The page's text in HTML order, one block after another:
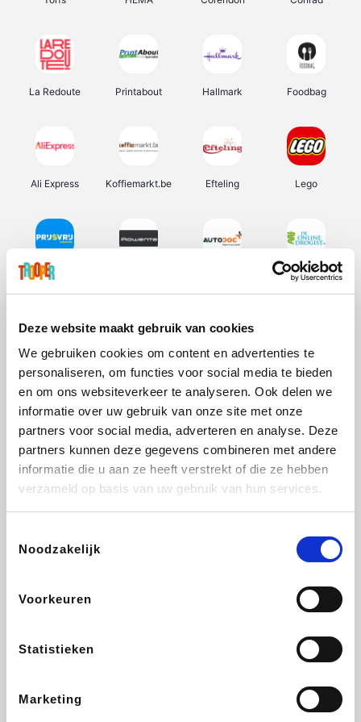
Deze website maakt gebruik van cookies
We gebruiken cookies om content en advertenties te
personaliseren, om functies voor social media te bieden
en om ons websiteverkeer te analyseren. Ook delen we
informatie over uw gebruik van onze site met onze
partners voor social media, adverteren en analyse. Deze
partners kunnen deze gegevens combineren met andere
informatie die u aan ze heeft verstrekt of die ze hebben
verzameld op basis van uw gebruik van hun services.
Noodzakelijk
Voorkeuren
Statistieken
Marketing
La Redoute Printabout Hallmark Foodbag
Ali Express Koffiemarkt.be Efteling Lego
Prijsvrij De Online Drogist
Vidaxl Lampenlicht.be Adidas Hotels.com
DectDirect
Brussels Airlines
ZEB Get Your Guide